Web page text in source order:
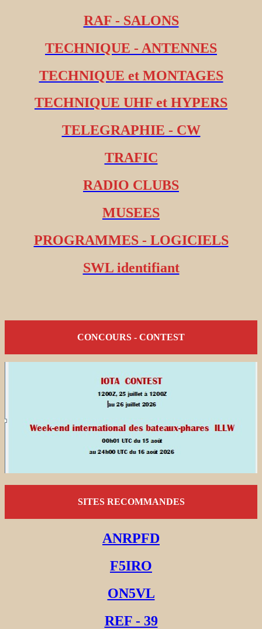
RAF - SALONS
TECHNIQUE - ANTENNES
TECHNIQUE et MONTAGES
TECHNIQUE UHF et HYPERS
TELEGRAPHIE - CW
TRAFIC
RADIO CLUBS
MUSEES
PROGRAMMES - LOGICIELS
SWL identifiant
CONCOURS - CONTEST
SITES RECOMMANDES
ANRPFD
F5IRO
ON5VL
REF - 39